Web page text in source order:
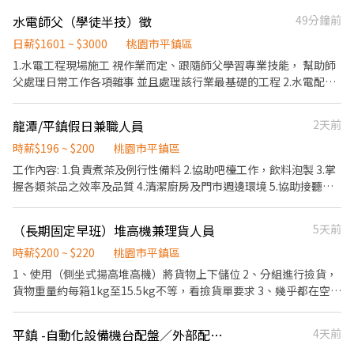
前以長期為主，如有興趣請投遞履歷詢問 ⭐️工讀適應後，也可升任
其他職位（面談） ✨本店採取1vs1教學，不用擔心一開始就被放生
✨有良好的工作流程 ✨簡易工作流程、上班環境舒適有冷氣 如果你
準備好了，面試過後，請準備以下資料 （1）2吋大頭照 （2）身分
（五六日） 《目前有早班職缺唷，以上時段也有》 本店不定時有員
工加碼福利及聚餐 有其他問題歡迎私訊詢問喔 傳訊息請先告知要應
水電師父（學徒半技）徵
49分鐘前
日薪$1601 ~ $3000
桃園市平鎮區
1.水電工程現場施工 視作業而定、跟隨師父學習專業技能， 幫助師
父處理日常工作各項雜事 並且處理該行業最基礎的工程 2.水電配管
與消防給水管路的簡單基本設計、施工與維護，含污水、排水系統
5.燈具照明、開關插座安裝、火警消防設備安裝、UPS不斷電設備安
裝 6.發電機設備安裝、電纜架、匯流銅排設備安裝⋯⋯
龍潭/平鎮假日兼職人員
2天前
時薪$196 ~ $200
桃園市平鎮區
工作內容: 1.負責煮茶及例行性備料 2.協助吧檯工作，飲料泡製 3.掌
握各類茶品之效率及品質 4.清潔廚房及門市週邊環境 5.協助接聽電
（長期固定早班）堆高機兼理貨人員
5天前
時薪$200 ~ $220
桃園市平鎮區
1、使用（側坐式揚高堆高機）將貨物上下儲位 2、分組進行撿貨，
貨物重量約每箱1kg至15.5kg不等，看撿貨單要求 3、幾乎都在空調
平鎮 -自動化設備機台配盤／外部配線，可獨立作業
4天前